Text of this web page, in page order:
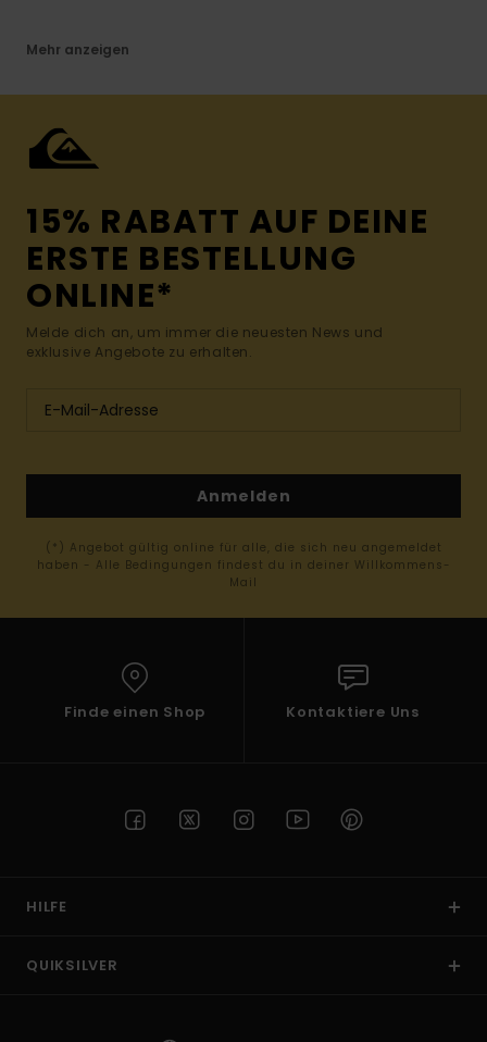
Mehr anzeigen
15% RABATT AUF DEINE
ERSTE BESTELLUNG
ONLINE*
Melde dich an, um immer die neuesten News und
exklusive Angebote zu erhalten.
Anmelden
(*) Angebot gültig online für alle, die sich neu angemeldet
haben - Alle Bedingungen findest du in deiner Willkommens-
Mail
Finde einen Shop Kontaktiere Uns
HILFE
QUIKSILVER